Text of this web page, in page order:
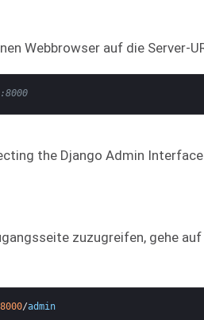
Webbrowser auf die Server-
zuzugreifen, gehe
8000/admin